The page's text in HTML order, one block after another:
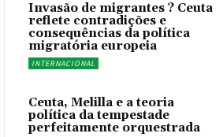
Invasão de migrantes ? Ceuta
reflete contradições e
consequências da política
migratória europeia
INTERNACIONAL
Ceuta, Melilla e a teoria
política da tempestade
perfeitamente orquestrada